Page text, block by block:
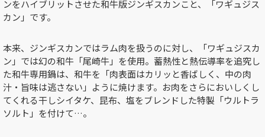
ンをハイブリットさせた和牛版ジンギスカンこと、「ワギュジス
カン」です。
本来、ジンギスカンではラム肉を扱うのに対し、「ワギュジスカ
ン」では幻の和牛「尾崎牛」を使用。蓄熱性と熱伝導率を追究し
た和牛専用鍋は、和牛を「肉表面はカリッと香ばしく、中の肉
汁・旨味は逃さない」ように焼けます。お肉をさらにおいしくし
てくれる干しシイタケ、昆布、塩をブレンドした特製「ウルトラ
ソルト」を付けて…。